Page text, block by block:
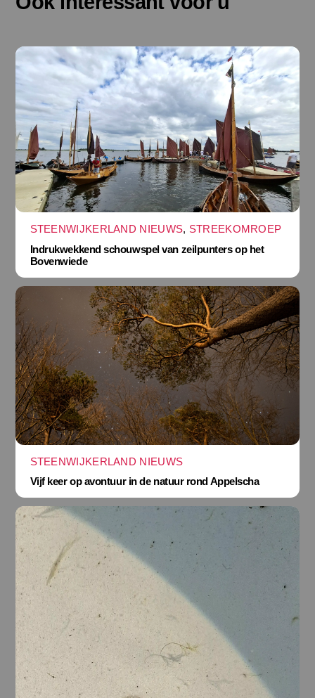
STEENWIJKERLAND NIEUWS, STREEKOMROEP
Indrukwekkend schouwspel van zeilpunters op het
Bovenwiede
STEENWIJKERLAND NIEUWS
Vijf keer op avontuur in de natuur rond Appelscha